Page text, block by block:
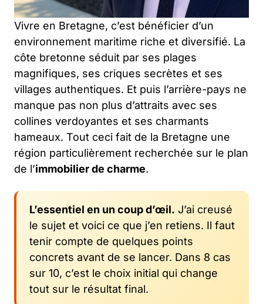
Vivre en Bretagne, c’est bénéficier d’un
environnement maritime riche et diversifié. La
côte bretonne séduit par ses plages
magnifiques, ses criques secrètes et ses
villages authentiques. Et puis l’arrière-pays ne
manque pas non plus d’attraits avec ses
collines verdoyantes et ses charmants
hameaux. Tout ceci fait de la Bretagne une
région particulièrement recherchée sur le plan
de l’immobilier de charme.
L’essentiel en un coup d’œil. J’ai creusé
le sujet et voici ce que j’en retiens. Il faut
tenir compte de quelques points
concrets avant de se lancer. Dans 8 cas
sur 10, c’est le choix initial qui change
tout sur le résultat final.